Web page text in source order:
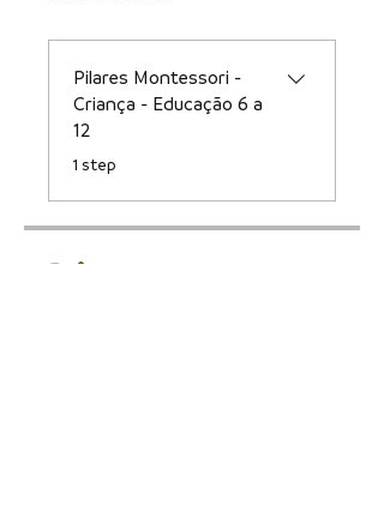
Pilares Montessori -
Criança - Educação 6 a
12
.1 step
Price